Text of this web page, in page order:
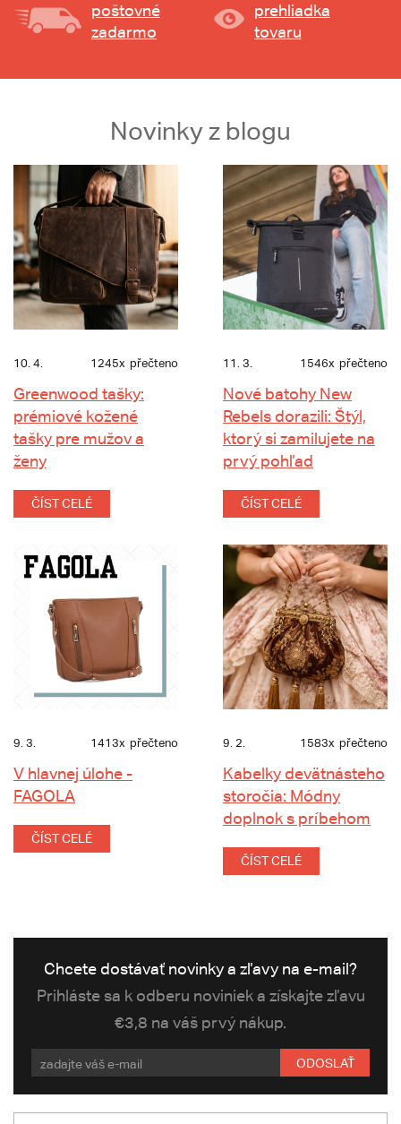
poštovné
zadarmo
prehliadka
tovaru
Novinky z blogu
10. 4. 1245x přečteno
Greenwood tašky:
prémiové kožené
tašky pre mužov a
ženy
ČÍST CELÉ
11. 3. 1546x přečteno
Nové batohy New
Rebels dorazili: Štýl,
ktorý si zamilujete na
prvý pohľad
ČÍST CELÉ
9. 3. 1413x přečteno
V hlavnej úlohe -
FAGOLA
ČÍST CELÉ
9. 2. 1583x přečteno
Kabelky devätnásteho
storočia: Módny
doplnok s príbehom
ČÍST CELÉ
Chcete dostávať novinky a zľavy na e-mail?
Prihláste sa k odberu noviniek a získajte zľavu
€3,8 na váš prvý nákup.
ODOSLAŤ